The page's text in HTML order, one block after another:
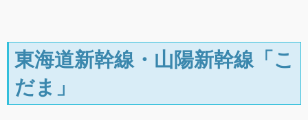
東海道新幹線・山陽新幹線「こ
だま」